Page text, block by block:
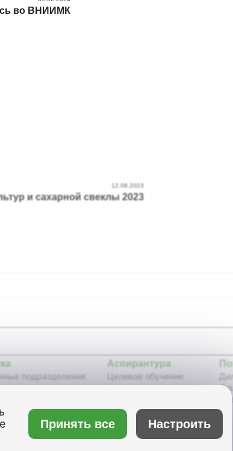
во ВНИИМК
12.08.2023
и сахарной свеклы 2023
подразделения
издания
коллекция
Аспирантура
Целевое обучение
Новости аспирантуры
Портфолио аспирантов
Расписание
Учебно-методическое
обеспечение
Принять все Настроить